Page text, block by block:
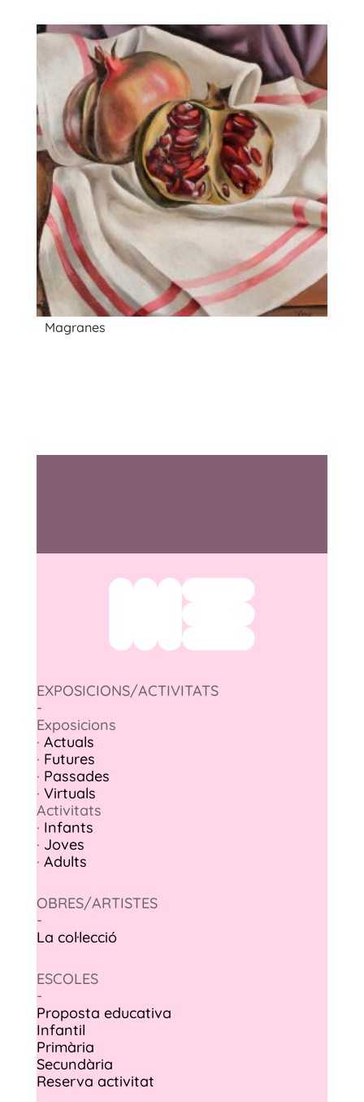
Magranes
EXPOSICIONS/ACTIVITATS
-
Exposicions
· Actuals
· Futures
· Passades
· Virtuals
Activitats
· Infants
· Joves
· Adults
OBRES/ARTISTES
-
La col·lecció
ESCOLES
-
Proposta educativa
Infantil
Primària
Secundària
Reserva activitat